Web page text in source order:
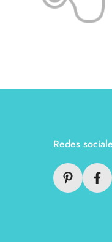
Redes